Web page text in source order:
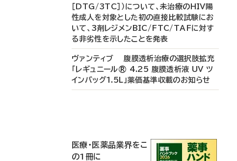
［DTG/3TC］）について、未治療のHIV陽
性成人を対象とした初の直接比較試験にお
いて、3剤レジメンBIC/FTC/TAFに対す
る非劣性を示したことを発表
ヴァンティブ 腹膜透析治療の選択肢拡充
「レギュニール® 4.25 腹膜透析液 UV ツ
インバッグ1.5L」薬価基準収載のお知らせ
医療・医薬品業界をこ
の1冊に